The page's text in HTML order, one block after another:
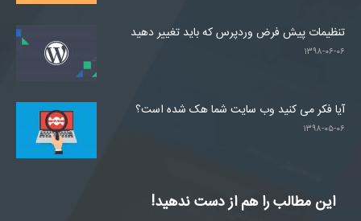
تنظیمات پیش فرض وردپرس که باید تغییر دهید
۱۳۹۸-۰۶-۰۶
آیا فکر می کنید وب سایت شما هک شده است؟
۱۳۹۸-۰۵-۰۶
این مطالب را هم از دست ندهید!